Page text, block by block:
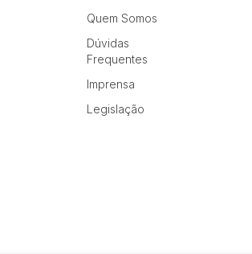
Quem Somos
Dúvidas
Frequentes
Imprensa
Legislação